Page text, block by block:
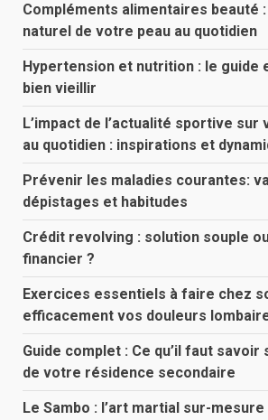
Compléments alimentaires beauté
naturel de votre peau au quotidien
Hypertension et nutrition : le guide
bien vieillir
L’impact de l’actualité sportive
au quotidien : inspirations et
Prévenir les maladies courantes:
dépistages et habitudes
Crédit revolving : solution souple
financier ?
Exercices essentiels à faire chez
efficacement vos douleurs
Guide complet : Ce qu’il faut savoir
de votre résidence secondaire
Le Sambo : l’art martial sur-